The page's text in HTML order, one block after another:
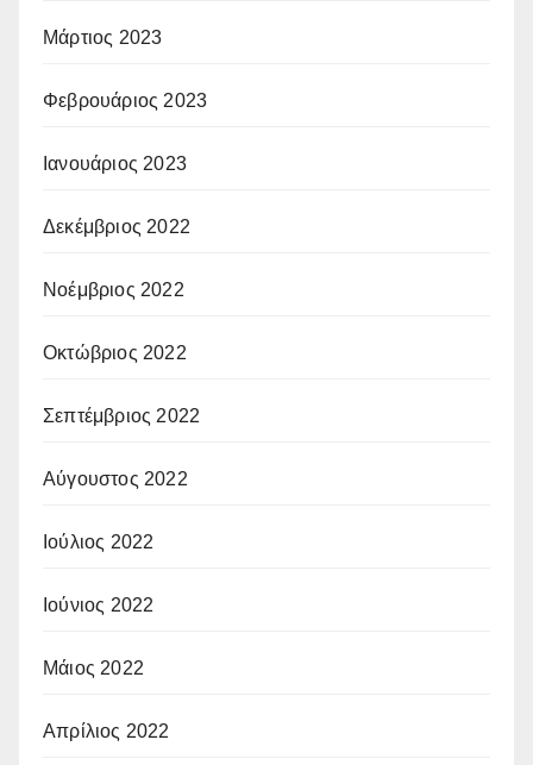
Μάρτιος 2023
Φεβρουάριος 2023
Ιανουάριος 2023
Δεκέμβριος 2022
Νοέμβριος 2022
Οκτώβριος 2022
Σεπτέμβριος 2022
Αύγουστος 2022
Ιούλιος 2022
Ιούνιος 2022
Μάιος 2022
Απρίλιος 2022